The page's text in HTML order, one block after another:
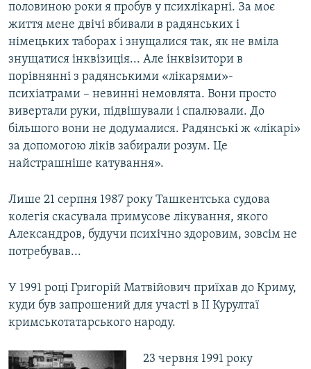
половиною роки я пробув у психлікарні. За моє
життя мене двічі вбивали в радянських і
німецьких таборах і знущалися так, як не вміла
знущатися інквізиція... Але інквізитори в
порівнянні з радянськими «лікарями»-
психіатрами – невинні немовлята. Вони просто
вивертали руки, підвішували і спалювали. До
більшого вони не додумалися. Радянські ж «лікарі»
за допомогою ліків забирали розум. Це
найстрашніше катування».
Лише 21 серпня 1987 року Ташкентська судова
колегія скасувала примусове лікування, якого
Александров, будучи психічно здоровим, зовсім не
потребував...
У 1991 році Григорій Матвійович приїхав до Криму,
куди був запрошений для участі в II Курултаї
кримськотатарського народу.
23 червня 1991 року